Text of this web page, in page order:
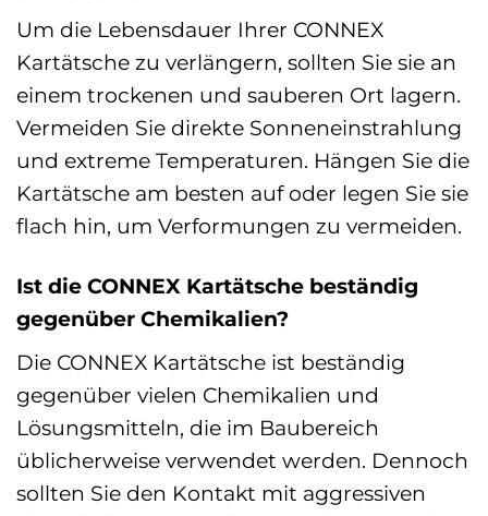
Um die Lebensdauer Ihrer CONNEX
Kartätsche zu verlängern, sollten Sie sie an
einem trockenen und sauberen Ort lagern.
Vermeiden Sie direkte Sonneneinstrahlung
und extreme Temperaturen. Hängen Sie die
Kartätsche am besten auf oder legen Sie sie
flach hin, um Verformungen zu vermeiden.
Ist die CONNEX Kartätsche beständig
gegenüber Chemikalien?
Die CONNEX Kartätsche ist beständig
gegenüber vielen Chemikalien und
Lösungsmitteln, die im Baubereich
üblicherweise verwendet werden. Dennoch
sollten Sie den Kontakt mit aggressiven